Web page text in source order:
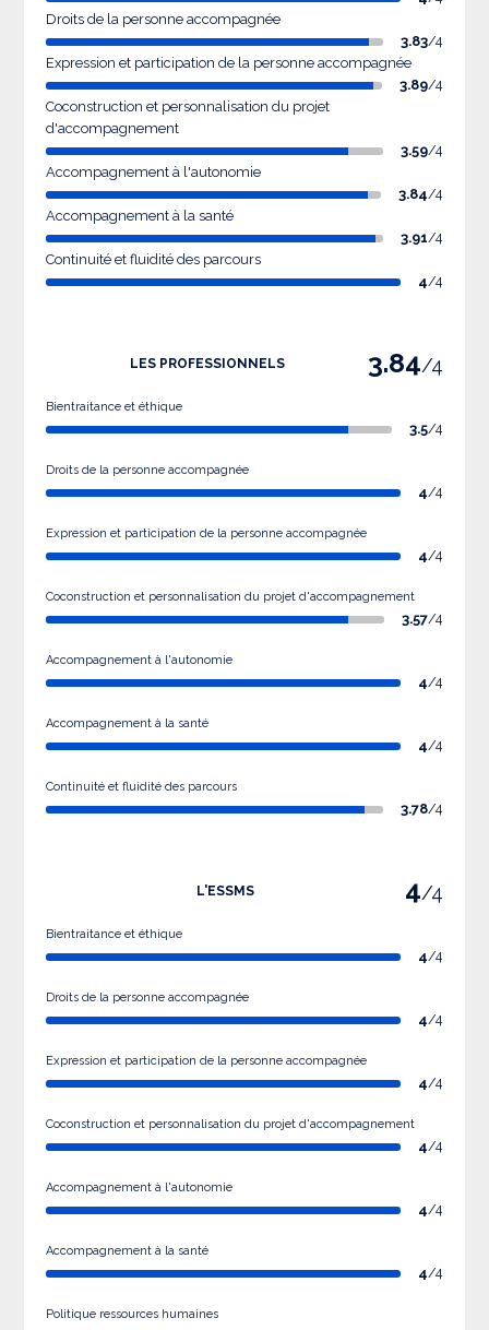
Droits de la personne accompagnée
3.83/4
Expression et participation de la personne accompagnée
3.89/4
Coconstruction et personnalisation du projet
d'accompagnement
3.59/4
Accompagnement à l'autonomie
3.84/4
Accompagnement à la santé
3.91/4
Continuité et fluidité des parcours
4/4
LES PROFESSIONNELS 3.84/4
Bientraitance et éthique
3.5/4
Droits de la personne accompagnée
4/4
Expression et participation de la personne accompagnée
4/4
Coconstruction et personnalisation du projet d'accompagnement
3.57/4
Accompagnement à l'autonomie
4/4
Accompagnement à la santé
4/4
Continuité et fluidité des parcours
3.78/4
L'ESSMS 4/4
Bientraitance et éthique
4/4
Droits de la personne accompagnée
4/4
Expression et participation de la personne accompagnée
4/4
Coconstruction et personnalisation du projet d'accompagnement
4/4
Accompagnement à l'autonomie
4/4
Accompagnement à la santé
4/4
Politique ressources humaines